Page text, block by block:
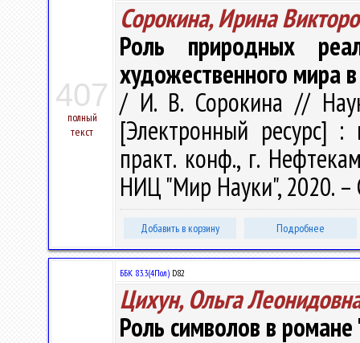
407
полный
текст
Сорокина, Ирина
Роль природных
художественного мира
/ И. В. Сорокина //
[Электронный ресурс]
практ. конф., г.
НИЦ "Мир Науки", 2020. –
Добавить в корзину Подробнее
ББК 83.3(4Пол) D82
Цихун, Ольга
Роль символов в